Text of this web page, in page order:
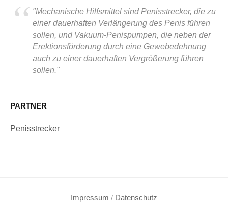
"Mechanische Hilfsmittel sind Penisstrecker, die zu
einer dauerhaften Verlängerung des Penis führen
sollen, und Vakuum-Penispumpen, die neben der
Erektionsförderung durch eine Gewebedehnung
auch zu einer dauerhaften Vergrößerung führen
sollen."
PARTNER
Penisstrecker
Impressum / Datenschutz